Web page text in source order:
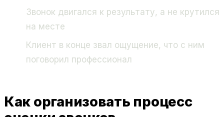
Звонок двигался к результату, а не крутился
на месте
Клиент в конце звал ощущение, что с ним
поговорил профессионал
Как организовать процесс